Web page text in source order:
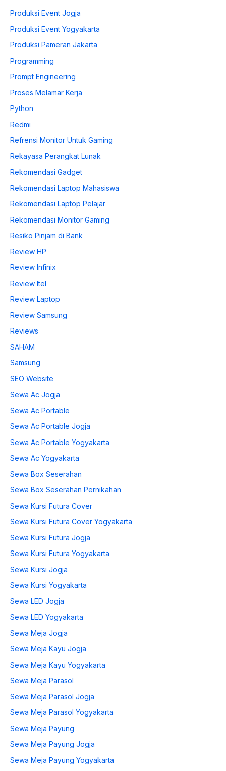
Produksi Event Jogja
Produksi Event Yogyakarta
Produksi Pameran Jakarta
Programming
Prompt Engineering
Proses Melamar Kerja
Python
Redmi
Refrensi Monitor Untuk Gaming
Rekayasa Perangkat Lunak
Rekomendasi Gadget
Rekomendasi Laptop Mahasiswa
Rekomendasi Laptop Pelajar
Rekomendasi Monitor Gaming
Resiko Pinjam di Bank
Review HP
Review Infinix
Review Itel
Review Laptop
Review Samsung
Reviews
SAHAM
Samsung
SEO Website
Sewa Ac Jogja
Sewa Ac Portable
Sewa Ac Portable Jogja
Sewa Ac Portable Yogyakarta
Sewa Ac Yogyakarta
Sewa Box Seserahan
Sewa Box Seserahan Pernikahan
Sewa Kursi Futura Cover
Sewa Kursi Futura Cover Yogyakarta
Sewa Kursi Futura Jogja
Sewa Kursi Futura Yogyakarta
Sewa Kursi Jogja
Sewa Kursi Yogyakarta
Sewa LED Jogja
Sewa LED Yogyakarta
Sewa Meja Jogja
Sewa Meja Kayu Jogja
Sewa Meja Kayu Yogyakarta
Sewa Meja Parasol
Sewa Meja Parasol Jogja
Sewa Meja Parasol Yogyakarta
Sewa Meja Payung
Sewa Meja Payung Jogja
Sewa Meja Payung Yogyakarta